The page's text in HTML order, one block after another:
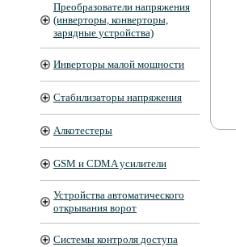
Преобразователи напряжения
(инверторы, конверторы,
зарядные устройства)
Инверторы малой мощности
Стабилизаторы напряжения
Алкотестеры
GSM и CDMA усилители
Устройства автоматического
открывания ворот
Системы контроля доступа